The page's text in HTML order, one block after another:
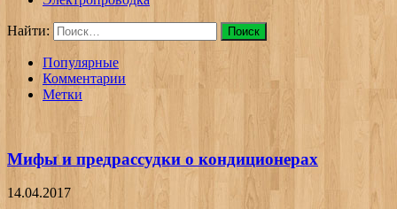
Найти:
Популярные
Комментарии
Метки
Мифы и предрассудки о кондиционерах
14.04.2017